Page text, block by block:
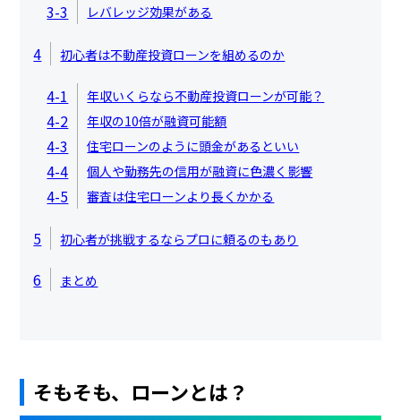
3-3 レバレッジ効果がある
4 初心者は不動産投資ローンを組めるのか
4-1 年収いくらなら不動産投資ローンが可能？
4-2 年収の10倍が融資可能額
4-3 住宅ローンのように頭金があるといい
4-4 個人や勤務先の信用が融資に色濃く影響
4-5 審査は住宅ローンより長くかかる
5 初心者が挑戦するならプロに頼るのもあり
6 まとめ
そもそも、ローンとは？